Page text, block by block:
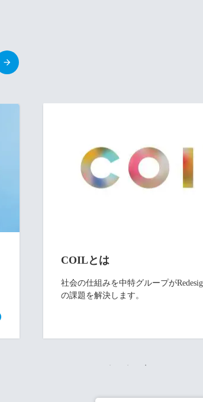
COILとは
社会の仕組みを中特グループが
の課題を解決します。